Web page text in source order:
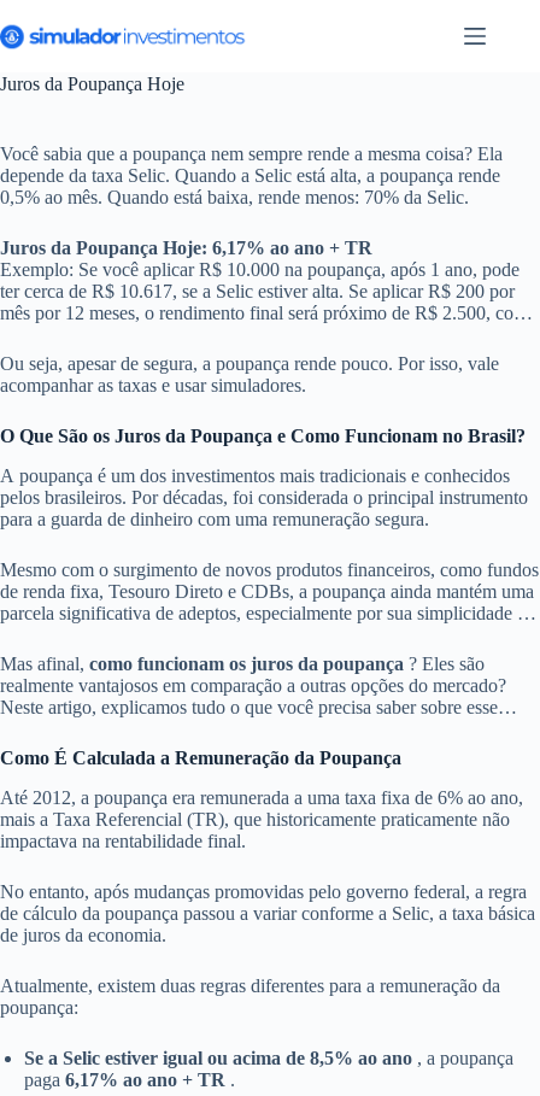
para
o
conteúdo
Juros da Poupança Hoje
Você sabia que a poupança nem sempre rende a mesma coisa? Ela
depende da taxa Selic. Quando a Selic está alta, a poupança rende
0,5% ao mês. Quando está baixa, rende menos: 70% da Selic.
Juros da Poupança Hoje: 6,17% ao ano + TR
Exemplo: Se você aplicar R$ 10.000 na poupança, após 1 ano, pode
ter cerca de R$ 10.617, se a Selic estiver alta. Se aplicar R$ 200 por
mês por 12 meses, o rendimento final será próximo de R$ 2.500, com
Ou seja, apesar de segura, a poupança rende pouco. Por isso, vale
acompanhar as taxas e usar simuladores.
O Que São os Juros da Poupança e Como Funcionam no Brasil?
A poupança é um dos investimentos mais tradicionais e conhecidos
pelos brasileiros. Por décadas, foi considerada o principal instrumento
para a guarda de dinheiro com uma remuneração segura.
Mesmo com o surgimento de novos produtos financeiros, como fundos
de renda fixa, Tesouro Direto e CDBs, a poupança ainda mantém uma
parcela significativa de adeptos, especialmente por sua simplicidade e
Mas afinal, como funcionam os juros da poupança ? Eles são
realmente vantajosos em comparação a outras opções do mercado?
Neste artigo, explicamos tudo o que você precisa saber sobre esse
Como É Calculada a Remuneração da Poupança
Até 2012, a poupança era remunerada a uma taxa fixa de 6% ao ano,
mais a Taxa Referencial (TR), que historicamente praticamente não
impactava na rentabilidade final.
No entanto, após mudanças promovidas pelo governo federal, a regra
de cálculo da poupança passou a variar conforme a Selic, a taxa básica
de juros da economia.
Atualmente, existem duas regras diferentes para a remuneração da
poupança:
Se a Selic estiver igual ou acima de 8,5% ao ano , a poupança
paga 6,17% ao ano + TR .